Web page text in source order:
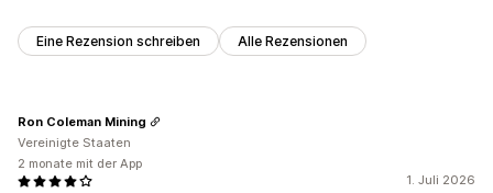
Eine Rezension schreiben Alle Rezensionen
1. Juli 2026
Ron Coleman Mining
Vereinigte Staaten
2 monate mit der App